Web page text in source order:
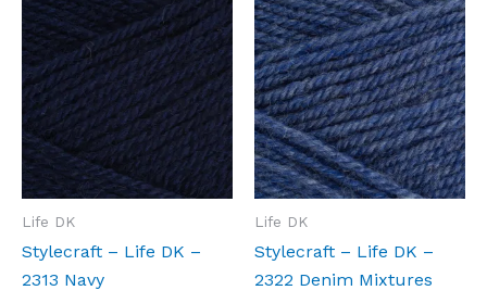
Life DK
Stylecraft – Life DK –
2313 Navy
Life DK
Stylecraft – Life DK –
2322 Denim Mixtures